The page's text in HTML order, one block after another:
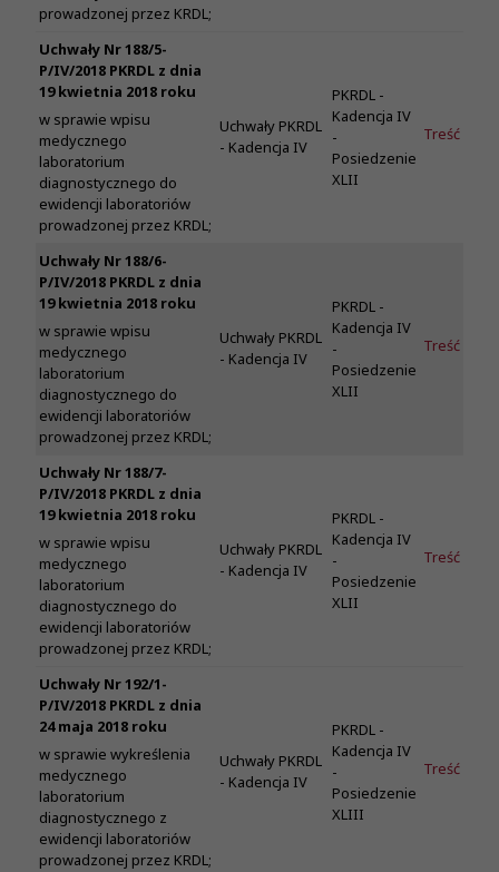
prowadzonej przez KRDL;
Uchwały Nr 188/5-
P/IV/2018 PKRDL z dnia
19 kwietnia 2018 roku
w sprawie wpisu
medycznego
laboratorium
diagnostycznego do
ewidencji laboratoriów
prowadzonej przez KRDL;
Uchwały PKRDL
- Kadencja IV
PKRDL -
Kadencja IV
-
Posiedzenie
XLII
Treść
Uchwały Nr 188/6-
P/IV/2018 PKRDL z dnia
19 kwietnia 2018 roku
w sprawie wpisu
medycznego
laboratorium
diagnostycznego do
ewidencji laboratoriów
prowadzonej przez KRDL;
Uchwały PKRDL
- Kadencja IV
PKRDL -
Kadencja IV
-
Posiedzenie
XLII
Treść
Uchwały Nr 188/7-
P/IV/2018 PKRDL z dnia
19 kwietnia 2018 roku
w sprawie wpisu
medycznego
laboratorium
diagnostycznego do
ewidencji laboratoriów
prowadzonej przez KRDL;
Uchwały PKRDL
- Kadencja IV
PKRDL -
Kadencja IV
-
Posiedzenie
XLII
Treść
Uchwały Nr 192/1-
P/IV/2018 PKRDL z dnia
24 maja 2018 roku
w sprawie wykreślenia
medycznego
laboratorium
diagnostycznego z
ewidencji laboratoriów
prowadzonej przez KRDL;
Uchwały PKRDL
- Kadencja IV
PKRDL -
Kadencja IV
-
Posiedzenie
XLIII
Treść